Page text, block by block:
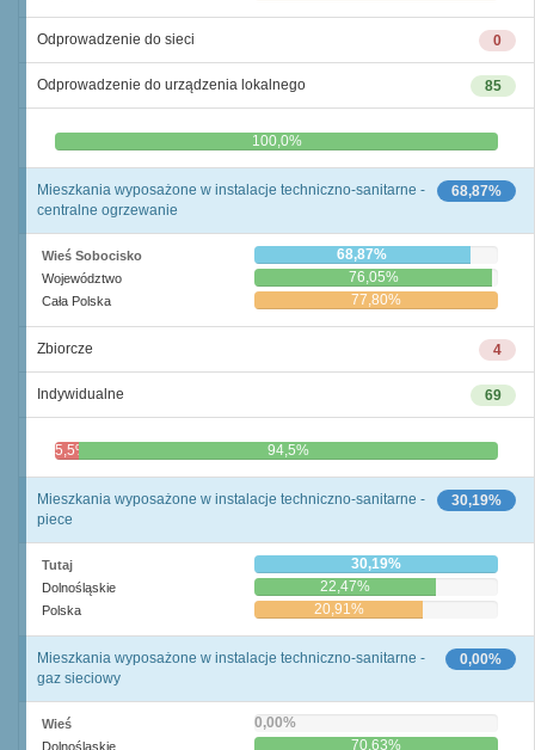
0
Odprowadzenie do sieci
85
Odprowadzenie do urządzenia lokalnego
0,0% 100,0%
68,87%
Mieszkania wyposażone w instalacje techniczno-sanitarne -
centralne ogrzewanie
Wieś Sobocisko 68,87%
Województwo 76,05%
Cała Polska 77,80%
4
Zbiorcze
69
Indywidualne
5,5% 94,5%
30,19%
Mieszkania wyposażone w instalacje techniczno-sanitarne -
piece
Tutaj 30,19%
Dolnośląskie 22,47%
Polska 20,91%
0,00%
Mieszkania wyposażone w instalacje techniczno-sanitarne -
gaz sieciowy
Wieś 0,00%
Dolnośląskie 70,63%